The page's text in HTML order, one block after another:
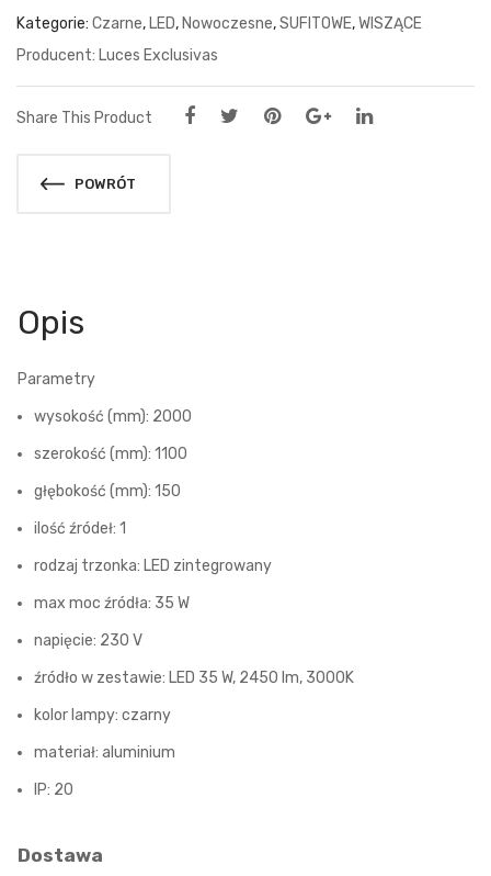
Kategorie: Czarne, LED, Nowoczesne,SUFITOWE,WISZĄCE
Luces Exclusivas
Share This Product
POWRÓT
Opis
Parametry
wysokość (mm): 2000
szerokość (mm): 1100
głębokość (mm): 150
ilość źródeł: 1
rodzaj trzonka: LED zintegrowany
max moc źródła: 35 W
napięcie: 230 V
źródło w zestawie: LED 35 W, 2450 lm, 3000K
kolor lampy: czarny
materiał: aluminium
IP: 20
Dostawa